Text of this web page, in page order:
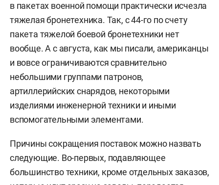
в пакетах военной помощи практически исчезла
тяжелая бронетехника. Так, с 44-го по счету
пакета тяжелой боевой бронетехники нет
вообще. А с августа, как мы писали, американцы
и вовсе ограничиваются сравнительно
небольшими группами патронов,
артиллерийских снарядов, некоторыми
изделиями инженерной техники и иными
вспомогательными элементами.
Причины сокращения поставок можно назвать
следующие. Во-первых, подавляющее
большинство техники, кроме отдельных заказов,